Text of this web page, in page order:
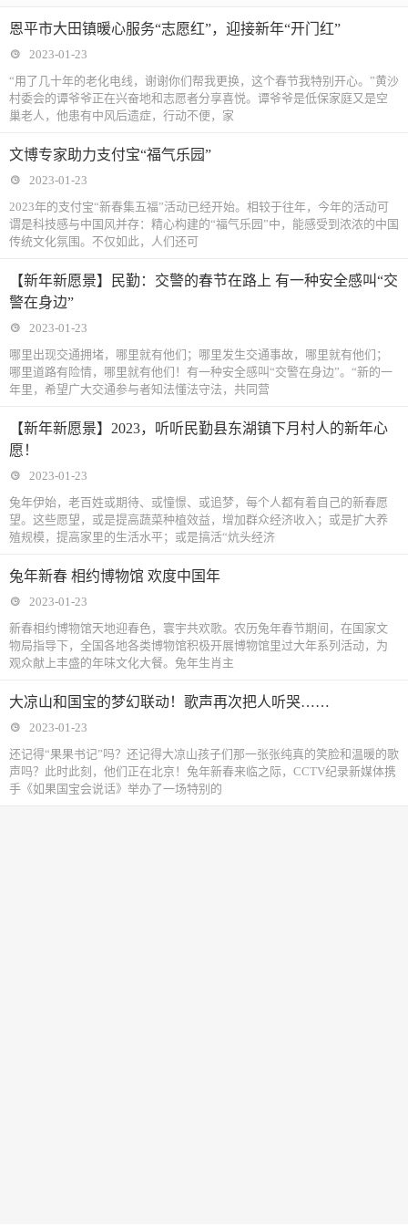
恩平市大田镇暖心服务“志愿红”，迎接新年“开门红”
2023-01-23
“用了几十年的老化电线，谢谢你们帮我更换，这个春节我特别开心。”黄沙
村委会的谭爷爷正在兴奋地和志愿者分享喜悦。谭爷爷是低保家庭又是空
巢老人，他患有中风后遗症，行动不便，家
文博专家助力支付宝“福气乐园”
2023-01-23
2023年的支付宝“新春集五福”活动已经开始。相较于往年，今年的活动可
谓是科技感与中国风并存：精心构建的“福气乐园”中，能感受到浓浓的中国
传统文化氛围。不仅如此，人们还可
【新年新愿景】民勤：交警的春节在路上 有一种安全感叫“交
警在身边”
2023-01-23
哪里出现交通拥堵，哪里就有他们；哪里发生交通事故，哪里就有他们；
哪里道路有险情，哪里就有他们！有一种安全感叫“交警在身边”。“新的一
年里，希望广大交通参与者知法懂法守法，共同营
【新年新愿景】2023，听听民勤县东湖镇下月村人的新年心
愿！
2023-01-23
兔年伊始，老百姓或期待、或憧憬、或追梦，每个人都有着自己的新春愿
望。这些愿望，或是提高蔬菜种植效益，增加群众经济收入；或是扩大养
殖规模，提高家里的生活水平；或是搞活“炕头经济
兔年新春 相约博物馆 欢度中国年
2023-01-23
新春相约博物馆天地迎春色，寰宇共欢歌。农历兔年春节期间，在国家文
物局指导下，全国各地各类博物馆积极开展博物馆里过大年系列活动，为
观众献上丰盛的年味文化大餐。兔年生肖主
大凉山和国宝的梦幻联动！歌声再次把人听哭……
2023-01-23
还记得“果果书记”吗？还记得大凉山孩子们那一张张纯真的笑脸和温暖的歌
声吗？此时此刻，他们正在北京！兔年新春来临之际，CCTV纪录新媒体携
手《如果国宝会说话》举办了一场特别的